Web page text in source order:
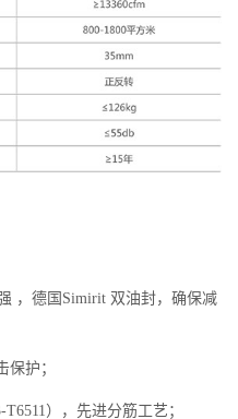
，德国Simirit 双油封，确保减
护；
），先进分筋工艺；